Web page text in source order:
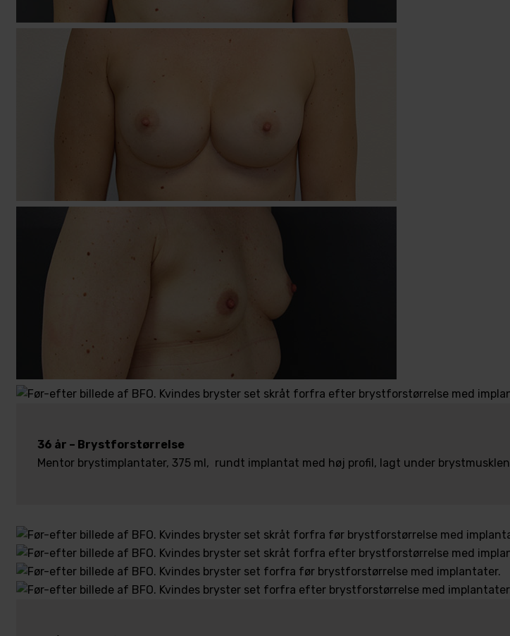
36 år – Brystforstørrelse
Mentor brystimplantater, 375 ml, rundt implantat med høj profil, lagt under brystmusklen